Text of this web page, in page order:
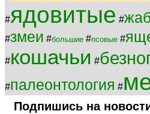
#ядовитые #
#змеи #большие #псовые #
#кошачьи #
#палеонтология #
Подпишись на